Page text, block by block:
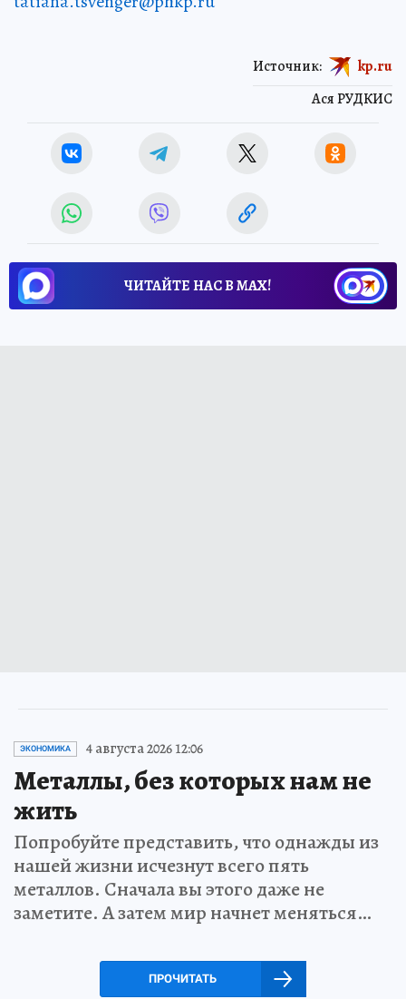
Ася РУДКИС
Источник: kp.ru
ЧИТАЙТЕ НАС В МАХ!
ЭКОНОМИКА 4 августа 2026 12:06
Металлы, без которых нам не
жить
Попробуйте представить, что однажды из
нашей жизни исчезнут всего пять
металлов. Сначала вы этого даже не
заметите. А затем мир начнет меняться…
ПРОЧИТАТЬ